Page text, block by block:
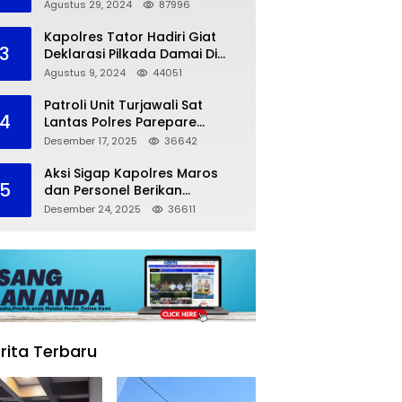
Agustus 29, 2024 87996
3
Kapolres Tator Hadiri Giat
Deklarasi Pilkada Damai Di
Makassar
Agustus 9, 2024 44051
Patroli Unit Turjawali Sat
Lantas Polres Parepare
Lakukan Pemantauan Area
Desember 17, 2025 36642
Aksi Sigap Kapolres Maros
dan Personel Berikan
Pertolongan Korban
Desember 24, 2025 36611
Terbaru